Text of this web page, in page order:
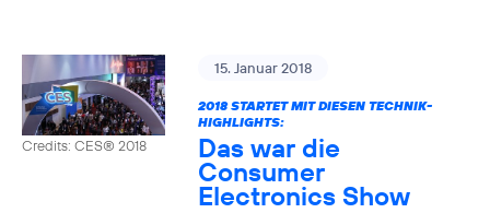
Credits: CES® 2018
15. Januar 2018
2018 STARTET MIT DIESEN TECHNIK-
HIGHLIGHTS:
Das war die
Consumer
Electronics Show